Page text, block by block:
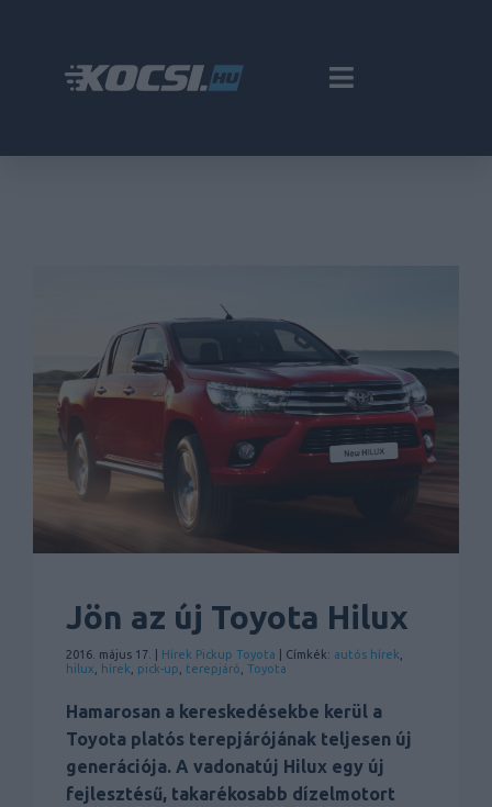
Jön az új Toyota Hilux
2016. május 17. | Hírek Pickup Toyota | Címkék: autós hírek
hilux
hírek pick-up terepjáró Toyota
Hamarosan a kereskedésekbe kerül a
Toyota platós terepjárójának teljesen új
generációja. A vadonatúj Hilux egy új
fejlesztésű, takarékosabb dízelmotort